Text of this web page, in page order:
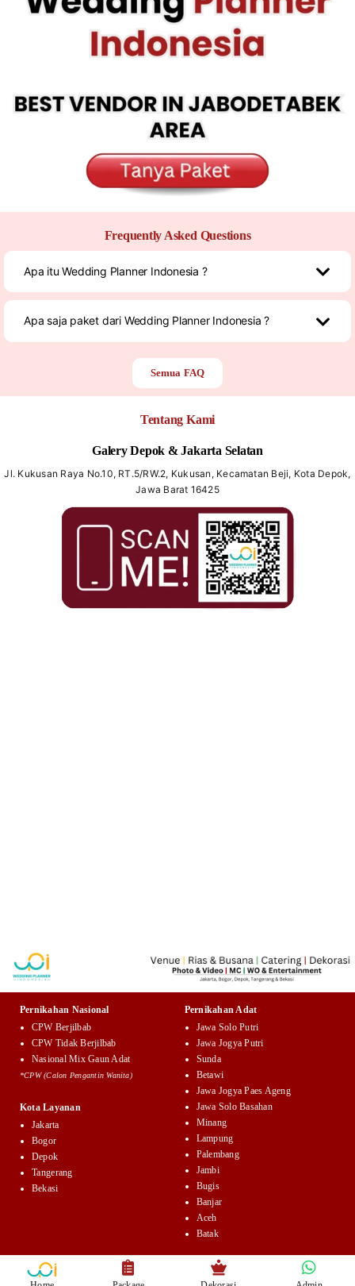
Frequently Asked Questions
Apa itu Wedding Planner Indonesia ?
Apa saja paket dari Wedding Planner Indonesia ?
Semua FAQ
Tentang Kami
Galery Depok & Jakarta Selatan
Jl. Kukusan Raya No.10, RT.5/RW.2, Kukusan, Kecamatan Beji, Kota Depok,
Jawa Barat 16425
Pernikahan Nasional
CPW Berjilbab
CPW Tidak Berjilbab
Nasional Mix Gaun Adat
*CPW (Calon Pengantin Wanita)
Kota Layanan
Jakarta
Bogor
Depok
Tangerang
Bekasi
Pernikahan Adat
Jawa Solo Putri
Jawa Jogya Putri
Sunda
Betawi
Jawa Jogya Paes Ageng
Jawa Solo Basahan
Minang
Lampung
Palembang
Jambi
Bugis
Banjar
Aceh
Batak